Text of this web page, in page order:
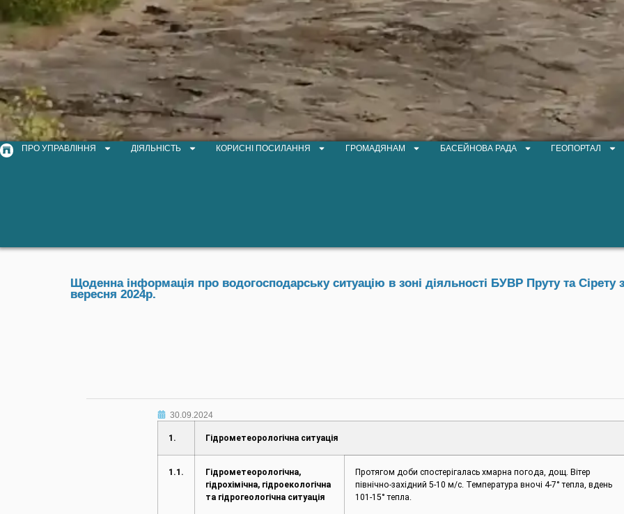
ПРО УПРАВЛІННЯ ДІЯЛЬНІСТЬ КОРИСНІ ПОСИЛАННЯ ГРОМАДЯНАМ БАСЕЙНОВА РАДА ГЕОПОРТАЛ
Щоденна інформація про водогосподарську ситуацію в зоні діяльності БУВР Пруту та Сірету
вересня 2024р.
30.09.2024
1. Гідрометеорологічна ситуація
1.1.
Гідрометеорологічна,
гідрохімічна, гідроекологічна
та гідрогеологічна ситуація
Протягом доби спостерігалась хмарна погода, дощ. Вітер
північно-західний 5-10 м/с. Температура вночі 4-7° тепла, вдень
101-15° тепла.